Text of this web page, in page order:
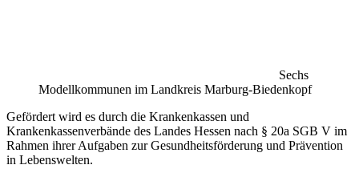
Sechs
Modellkommunen im Landkreis Marburg-Biedenkopf
Gefördert wird es durch die Krankenkassen und
Krankenkassenverbände des Landes Hessen nach § 20a SGB V im
Rahmen ihrer Aufgaben zur Gesundheitsförderung und Prävention
in Lebenswelten.